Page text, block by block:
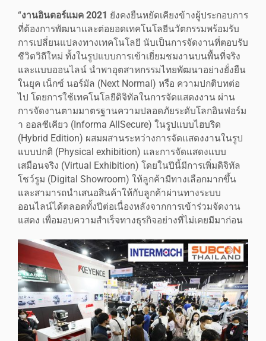
“งานอินตอร์แมค 2021 ยังคงยืนหยัดเคียงข้างผู้ประกอบการ
ที่ต้องการพัฒนาและต่อยอดเทคโนโลยีนวัตกรรมพร้อมรับ
การเปลี่ยนแปลงทางเทคโนโลยี นับเป็นการจัดงานที่ตอบรับ
ชีวิตวิถีใหม่ ทั้งในรูปแบบการเข้าเยี่ยมชมงานบนพื้นที่จริง
และแบบออนไลน์ นำพาอุตสาหกรรมไทยพัฒนาอย่างยั่งยืน
ในยุค เน็กซ์ นอร์มัล (Next Normal) หรือ ความปกติบทต่อ
ไป โดยการใช้เทคโนโลยีดิจิทัลในการจัดแสดงงาน ผ่าน
การจัดงานตามมาตรฐานความปลอดภัยระดับโลกอินฟอร์ม
า ออลซีเคียว (Informa AllSecure) ในรูปแบบไฮบริด
(Hybrid Edition) ผสมผสานระหว่างการจัดแสดงงานในรูป
แบบปกติ (Physical exhibition) และการจัดแสดงแบบ
เสมือนจริง (Virtual Exhibition) โดยในปีนี้มีการเพิ่มดิจิทัล
โชว์รูม (Digital Showroom) ให้ลูกค้ามีทางเลือกมากขึ้น
และสามารถนำเสนอสินค้าให้กับลูกค้าผ่านทางระบบ
ออนไลน์ได้ตลอดทั้งปีต่อเนื่องหลังจากการเข้าร่วมจัดงาน
แสดง เพื่อมอบความสำเร็จทางธุรกิจอย่างที่ไม่เคยมีมาก่อน